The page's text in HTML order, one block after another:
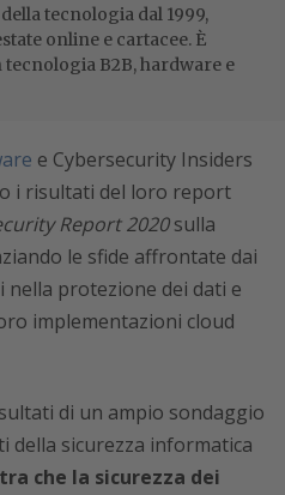
tecnologia dal 1999,
online e cartacee. È
B2B, hardware e
e Cybersecurity Insiders
i risultati del loro report
Report 2020sulla
le sfide affrontate dai
nella protezione dei dati e
implementazioni cloud
di un ampio sondaggio
della sicurezza informatica
che la sicurezza dei